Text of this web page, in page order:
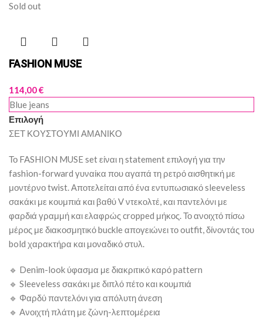
Sold out
FASHION MUSE
114,00€
Blue jeans
Επιλογή
ΣΕΤ ΚΟΥΣΤΟΥΜΙ ΑΜΑΝΙΚΟ
Το FASHION MUSE set είναι η statement επιλογή για την
fashion-forward γυναίκα που αγαπά τη ρετρό αισθητική με
μοντέρνο twist. Αποτελείται από ένα εντυπωσιακό sleeveless
σακάκι με κουμπιά και βαθύ V ντεκολτέ, και παντελόνι με
φαρδιά γραμμή και ελαφρώς cropped μήκος. Το ανοιχτό πίσω
μέρος με διακοσμητικό buckle απογειώνει το outfit, δίνοντάς του
bold χαρακτήρα και μοναδικό στυλ.
🔹 Denim-look ύφασμα με διακριτικό καρό pattern
🔹 Sleeveless σακάκι με διπλό πέτο και κουμπιά
🔹 Φαρδύ παντελόνι για απόλυτη άνεση
🔹 Ανοιχτή πλάτη με ζώνη-λεπτομέρεια